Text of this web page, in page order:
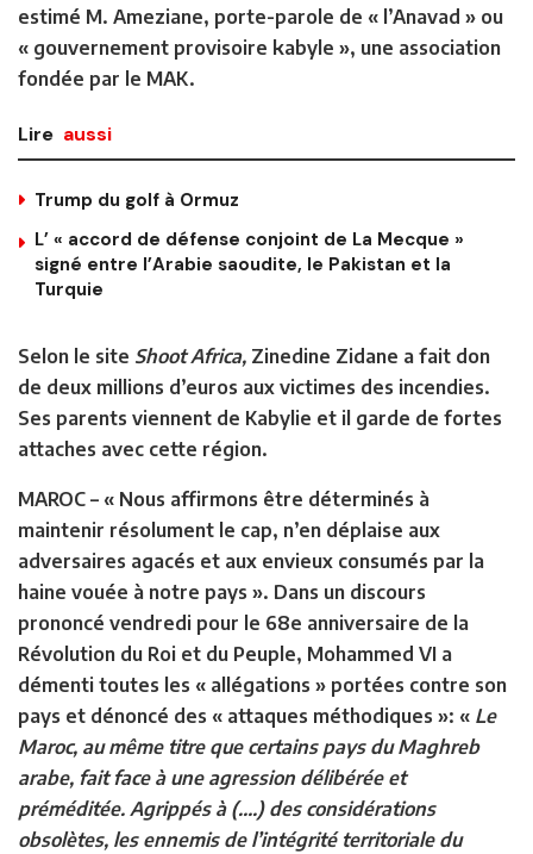
estimé M. Ameziane, porte-parole de « l’Anavad » ou
« gouvernement provisoire kabyle », une association
fondée par le MAK.
Lire aussi
Trump du golf à Ormuz
L’ « accord de défense conjoint de La Mecque »
signé entre l’Arabie saoudite, le Pakistan et la
Turquie
Selon le site Shoot Africa, Zinedine Zidane a fait don
de deux millions d’euros aux victimes des incendies.
Ses parents viennent de Kabylie et il garde de fortes
attaches avec cette région.
MAROC – « Nous affirmons être déterminés à
maintenir résolument le cap, n’en déplaise aux
adversaires agacés et aux envieux consumés par la
haine vouée à notre pays ». Dans un discours
prononcé vendredi pour le 68e anniversaire de la
Révolution du Roi et du Peuple, Mohammed VI a
démenti toutes les « allégations » portées contre son
pays et dénoncé des « attaques méthodiques »: « Le
Maroc, au même titre que certains pays du Maghreb
arabe, fait face à une agression délibérée et
préméditée. Agrippés à (….) des considérations
obsolètes, les ennemis de l’intégrité territoriale du